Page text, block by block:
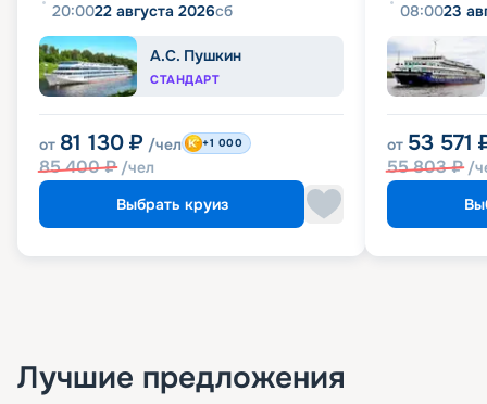
20:0022 августа 2026сб
А.С. Пушкин
СТАНДАРТ
от 81 130 ₽ /чел
85 400₽ /чел
+1 000
Выбрать круиз
08:0023
от 53 571
55 803₽ /
Лучшие предложения